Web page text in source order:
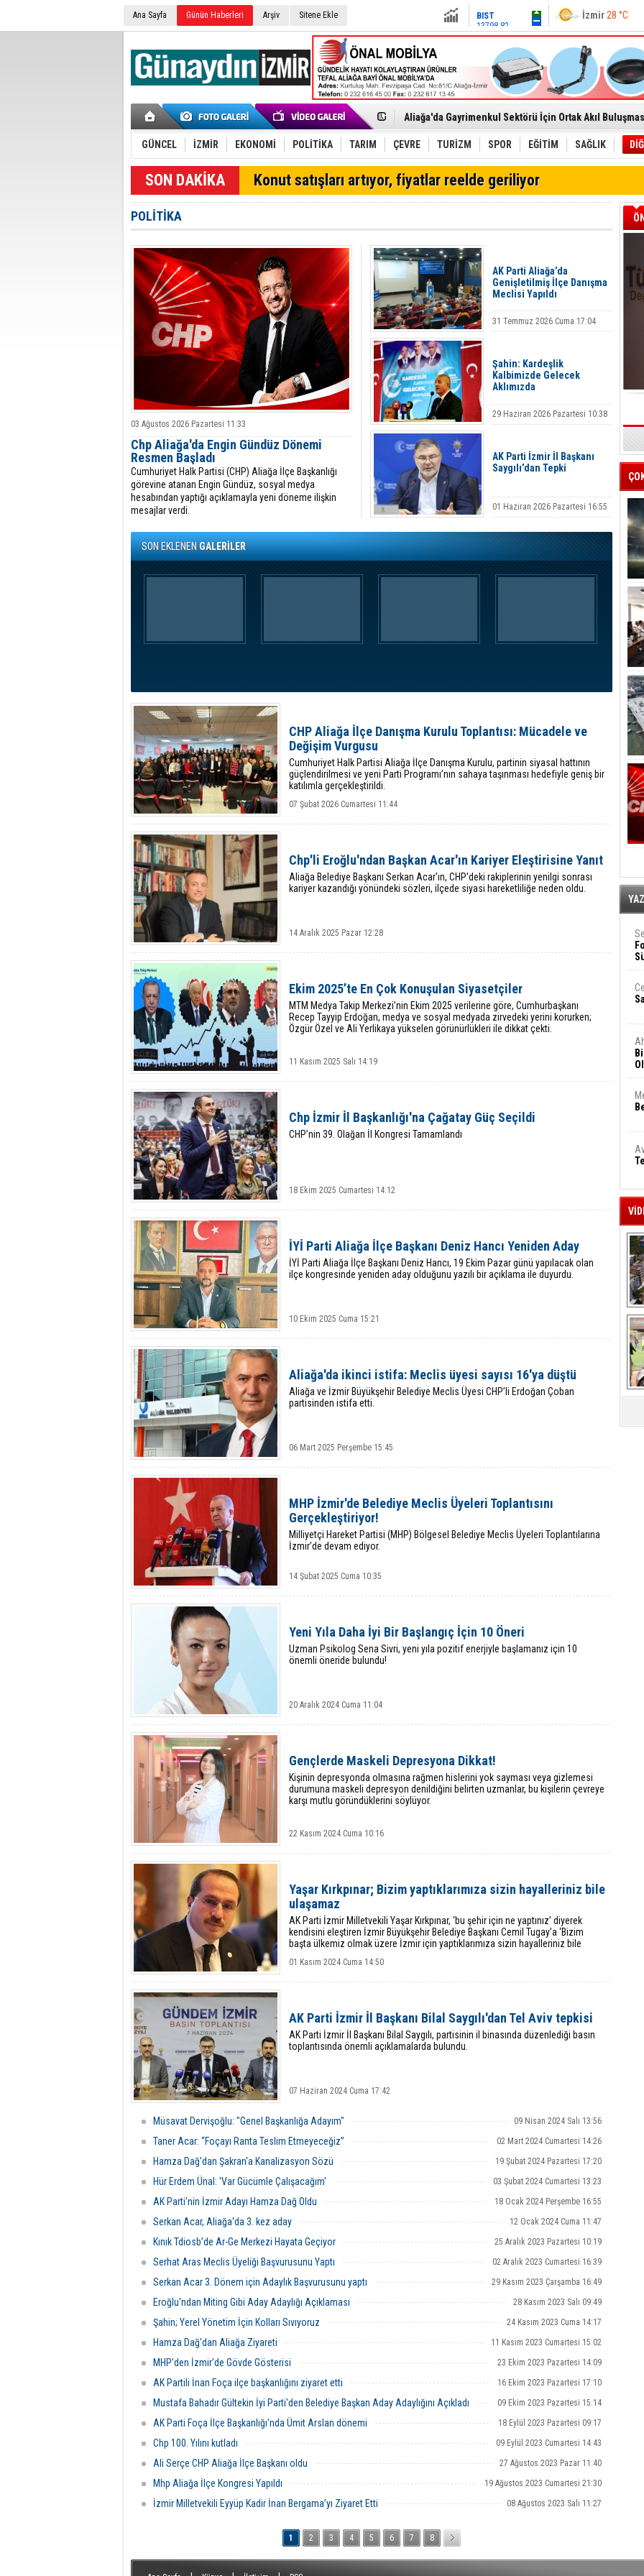
Ana Sayfa Günün Haberleri Arşiv Sitene Ekle
13798.82
Altın6497.32
Euro54.8163
İzmir 28 °C
Menemen FK Ligden Çekilme Kararı Aldı
Çandarlı’nın yeni Cumhuriyet Meydanı açılıyor
Chp Aliağa'da Engin Gündüz Dönemi Resmen Başladı
AK Parti Aliağa’da Genişletilmiş İlçe Danışma Meclisi
SOCAR Türkiye ve TANAP Yönetim Kurulları İstanbul'da
Trafiği durdurup ördeği kurtardılar
Alto, İnşaat Sektörünün Taleplerini Gdz Elektrik Dağıtım
Aliağa'daki yakıt tankeri yangınına İzmir İtfaiyesi’nden
Chp Aliağa'da Toplu İstifa: Yönetim Ve Üyeler Yeni
Helvacı’da Kilim, Kültür Ve Sanat Aynı Şenlikte Buluştu
Aliağa-Midilli Hattında 3,5 Ayda 25 Bin Yolcu
Yaz Sezonunda Sahte Rezervasyon Alarmı
Helvacı'nın Kültürel Mirası Şenlikle Yaşatılacak
GÜNCEL İZMİR EKONOMİ POLİTİKA TARIM ÇEVRE TURİZM SPOR EĞİTİM SAĞLIK
SON DAKİKA Konut satışları artıyor, fiyatlar reelde geriliyor
POLİTİKA
03 Ağustos 2026 Pazartesi 11:33
Chp Aliağa'da Engin Gündüz Dönemi
Resmen Başladı
Cumhuriyet Halk Partisi (CHP) Aliağa İlçe Başkanlığı
görevine atanan Engin Gündüz, sosyal medya
hesabından yaptığı açıklamayla yeni döneme ilişkin
mesajlar verdi.
AK Parti Aliağa’da
Genişletilmiş İlçe Danışma
Meclisi Yapıldı
31 Temmuz 2026 Cuma 17:04
Şahin: Kardeşlik
Kalbimizde Gelecek
Aklımızda
29 Haziran 2026 Pazartesi 10:38
AK Parti İzmir İl Başkanı
Saygılı’dan Tepki
01 Haziran 2026 Pazartesi 16:55
SON EKLENENGALERİLER
CHP Aliağa İlçe Danışma Kurulu Toplantısı: Mücadele ve
Değişim Vurgusu
Cumhuriyet Halk Partisi Aliağa İlçe Danışma Kurulu, partinin siyasal hattının
güçlendirilmesi ve yeni Parti Programı’nın sahaya taşınması hedefiyle geniş bir
katılımla gerçekleştirildi.
07 Şubat 2026 Cumartesi 11:44
Chp'li Eroğlu'ndan Başkan Acar'ın Kariyer Eleştirisine Yanıt
Aliağa Belediye Başkanı Serkan Acar'ın, CHP'deki rakiplerinin yenilgi sonrası
kariyer kazandığı yönündeki sözleri, ilçede siyasi hareketliliğe neden oldu.
14 Aralık 2025 Pazar 12:28
Ekim 2025’te En Çok Konuşulan Siyasetçiler
MTM Medya Takip Merkezi’nin Ekim 2025 verilerine göre, Cumhurbaşkanı
Recep Tayyip Erdoğan, medya ve sosyal medyada zirvedeki yerini korurken;
Özgür Özel ve Ali Yerlikaya yükselen görünürlükleri ile dikkat çekti.
11 Kasım 2025 Salı 14:19
Chp İzmir İl Başkanlığı'na Çağatay Güç Seçildi
CHP’nin 39. Olağan İl Kongresi Tamamlandı
18 Ekim 2025 Cumartesi 14:12
İYİ Parti Aliağa İlçe Başkanı Deniz Hancı Yeniden Aday
İYİ Parti Aliağa İlçe Başkanı Deniz Hancı, 19 Ekim Pazar günü yapılacak olan
ilçe kongresinde yeniden aday olduğunu yazılı bir açıklama ile duyurdu.
10 Ekim 2025 Cuma 15:21
Aliağa'da ikinci istifa: Meclis üyesi sayısı 16'ya düştü
Aliağa ve İzmir Büyükşehir Belediye Meclis Üyesi CHP’li Erdoğan Çoban
partisinden istifa etti.
06 Mart 2025 Perşembe 15:45
MHP İzmir'de Belediye Meclis Üyeleri Toplantısını
Gerçekleştiriyor!
Milliyetçi Hareket Partisi (MHP) Bölgesel Belediye Meclis Üyeleri Toplantılarına
İzmir’de devam ediyor.
14 Şubat 2025 Cuma 10:35
Yeni Yıla Daha İyi Bir Başlangıç İçin 10 Öneri
Uzman Psikolog Sena Sivri, yeni yıla pozitif enerjiyle başlamanız için 10
önemli öneride bulundu!
20 Aralık 2024 Cuma 11:04
Gençlerde Maskeli Depresyona Dikkat!
Kişinin depresyonda olmasına rağmen hislerini yok sayması veya gizlemesi
durumuna maskeli depresyon denildiğini belirten uzmanlar, bu kişilerin çevreye
karşı mutlu göründüklerini söylüyor.
22 Kasım 2024 Cuma 10:16
Yaşar Kırkpınar; Bizim yaptıklarımıza sizin hayalleriniz bile
ulaşamaz
AK Parti İzmir Milletvekili Yaşar Kırkpınar, ‘bu şehir için ne yaptınız’ diyerek
kendisini eleştiren İzmir Büyükşehir Belediye Başkanı Cemil Tugay’a ‘Bizim
başta ülkemiz olmak üzere İzmir için yaptıklarımıza sizin hayalleriniz bile
01 Kasım 2024 Cuma 14:50
AK Parti İzmir İl Başkanı Bilal Saygılı'dan Tel Aviv tepkisi
AK Parti İzmir İl Başkanı Bilal Saygılı, partisinin il binasında düzenlediği basın
toplantısında önemli açıklamalarda bulundu.
07 Haziran 2024 Cuma 17:42
Müsavat Dervişoğlu: "Genel Başkanlığa Adayım" 09 Nisan 2024 Salı 13:56
Taner Acar: “Foçayı Ranta Teslim Etmeyeceğiz” 02 Mart 2024 Cumartesi 14:26
Hamza Dağ'dan Şakran'a Kanalizasyon Sözü 19 Şubat 2024 Pazartesi 17:20
Hür Erdem Ünal: 'Var Gücümle Çalışacağım' 03 Şubat 2024 Cumartesi 13:23
AK Parti'nin İzmir Adayı Hamza Dağ Oldu 18 Ocak 2024 Perşembe 16:55
Serkan Acar, Aliağa'da 3. kez aday 12 Ocak 2024 Cuma 11:47
Kınık Tdiosb’de Ar-Ge Merkezi Hayata Geçiyor 25 Aralık 2023 Pazartesi 10:19
Serhat Aras Meclis Üyeliği Başvurusunu Yaptı 02 Aralık 2023 Cumartesi 16:39
Serkan Acar 3. Dönem için Adaylık Başvurusunu yaptı 29 Kasım 2023 Çarşamba 16:49
Eroğlu'ndan Miting Gibi Aday Adaylığı Açıklaması 28 Kasım 2023 Salı 09:49
Şahin; Yerel Yönetim İçin Kolları Sıvıyoruz 24 Kasım 2023 Cuma 14:17
Hamza Dağ'dan Aliağa Ziyareti 11 Kasım 2023 Cumartesi 15:02
MHP’den İzmir’de Gövde Gösterisi 23 Ekim 2023 Pazartesi 14:09
AK Partili İnan Foça ilçe başkanlığını ziyaret etti 16 Ekim 2023 Pazartesi 17:10
Mustafa Bahadır Gültekin İyi Parti'den Belediye Başkan Aday Adaylığını Açıkladı 09 Ekim 2023 Pazartesi 15:14
AK Parti Foça İlçe Başkanlığı'nda Ümit Arslan dönemi 18 Eylül 2023 Pazartesi 09:17
Chp 100. Yılını kutladı 09 Eylül 2023 Cumartesi 14:43
Ali Serçe CHP Aliağa İlçe Başkanı oldu 27 Ağustos 2023 Pazar 11:40
Mhp Aliağa İlçe Kongresi Yapıldı 19 Ağustos 2023 Cumartesi 21:30
İzmir Milletvekili Eyyüp Kadir İnan Bergama’yı Ziyaret Etti 08 Ağustos 2023 Salı 11:27
1 2 3 4 5 6 7 8